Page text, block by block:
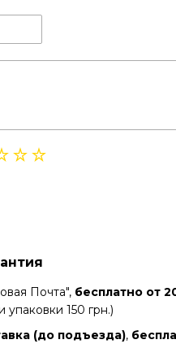
Почта", бесплатно от
упаковки 150 грн.)
(до подъезда),